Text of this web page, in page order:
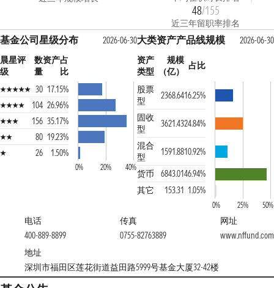
48/155
近三年留职率排名
基金公司星级分布
2026-06-30
晨星评
级
数
量
资产占
比
30 17.15%
104 26.96%
156 35.17%
80 19.23%
26
1.50%
0% 20% 40%
大类资产产品线规模
2026-06-30
资产
类型
规模
（亿）
占比
股票
型
2368.6416.25%
固收
型
3621.4324.84%
混合
型
1591.8810.92%
货币
6843.0146.94%
其它
153.31 1.05%
0% 25% 50%
电话
400-889-8899
传真
0755-82763889
网址
www.nffund.com
地址
深圳市福田区莲花街道益田路5999号基金大厦32-42楼